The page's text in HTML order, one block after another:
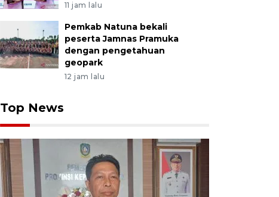
11 jam lalu
Pemkab Natuna bekali
peserta Jamnas Pramuka
dengan pengetahuan
geopark
12 jam lalu
Top News